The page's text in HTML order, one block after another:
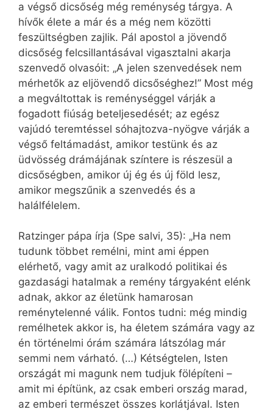
a végső dicsőség még reménység tárgya. A
hívők élete a már és a még nem közötti
feszültségben zajlik. Pál apostol a jövendő
dicsőség felcsillantásával vigasztalni akarja
szenvedő olvasóit: „A jelen szenvedések nem
mérhetők az eljövendő dicsőséghez!” Most még
a megváltottak is reménységgel várják a
fogadott fiúság beteljesedését; az egész
vajúdó teremtéssel sóhajtozva-nyögve várják a
végső feltámadást, amikor testünk és az
üdvösség drámájának színtere is részesül a
dicsőségben, amikor új ég és új föld lesz,
amikor megszűnik a szenvedés és a
halálfélelem.
Ratzinger pápa írja (Spe salvi, 35): „Ha nem
tudunk többet remélni, mint ami éppen
elérhető, vagy amit az uralkodó politikai és
gazdasági hatalmak a remény tárgyaként elénk
adnak, akkor az életünk hamarosan
reménytelenné válik. Fontos tudni: még mindig
remélhetek akkor is, ha életem számára vagy az
én történelmi órám számára látszólag már
semmi nem várható. (…) Kétségtelen, Isten
országát mi magunk nem tudjuk fölépíteni –
amit mi építünk, az csak emberi ország marad,
az emberi természet összes korlátjával. Isten